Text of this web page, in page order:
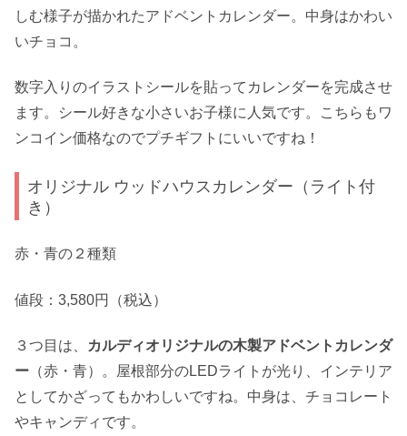
しむ様子が描かれたアドベントカレンダー。中身はかわい
いチョコ。
数字入りのイラストシールを貼ってカレンダーを完成させ
ます。シール好きな小さいお子様に人気です。こちらもワ
ンコイン価格なのでプチギフトにいいですね！
オリジナル ウッドハウスカレンダー（ライト付
き）
赤・青の２種類
値段：3,580円（税込）
３つ目は、
カルディオリジナルの木製アドベントカレンダ
ー （赤・青）。屋根部分のLEDライトが光り、インテリア
としてかざってもかわしいですね。中身は、チョコレート
やキャンディです。